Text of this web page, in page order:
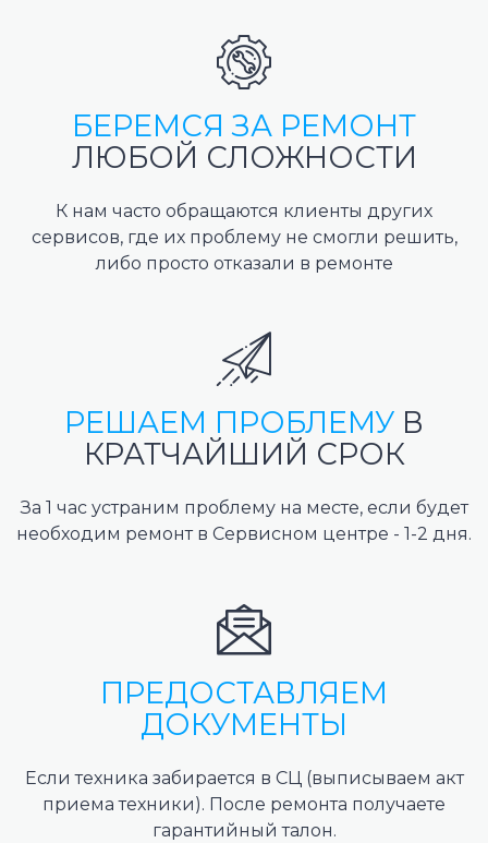
БЕРЕМСЯ ЗА РЕМОНТ
ЛЮБОЙ СЛОЖНОСТИ
К нам часто обращаются клиенты других
сервисов, где их проблему не смогли решить,
либо просто отказали в ремонте
РЕШАЕМ ПРОБЛЕМУ В
КРАТЧАЙШИЙ СРОК
За 1 час устраним проблему на месте, если будет
необходим ремонт в Сервисном центре - 1-2 дня.
ПРЕДОСТАВЛЯЕМ
ДОКУМЕНТЫ
Если техника забирается в СЦ (выписываем акт
приема техники). После ремонта получаете
гарантийный талон.